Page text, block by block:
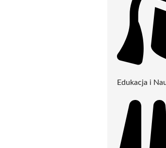
Edukacja i